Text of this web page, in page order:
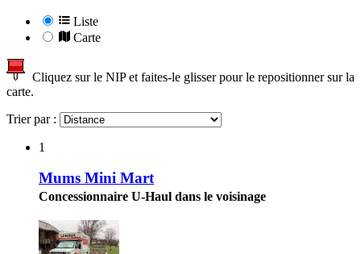
Liste
Carte
Cliquez sur le NIP et faites-le glisser pour le repositionner sur la
carte.
Trier par :
1
Mums Mini Mart
Concessionnaire U-Haul dans le voisinage